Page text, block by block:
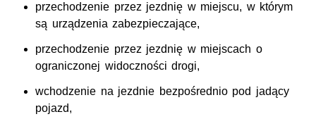
przechodzenie przez jezdnię w miejscu, w którym
są urządzenia zabezpieczające,
przechodzenie przez jezdnię w miejscach o
ograniczonej widoczności drogi,
wchodzenie na jezdnie bezpośrednio pod jadący
pojazd,